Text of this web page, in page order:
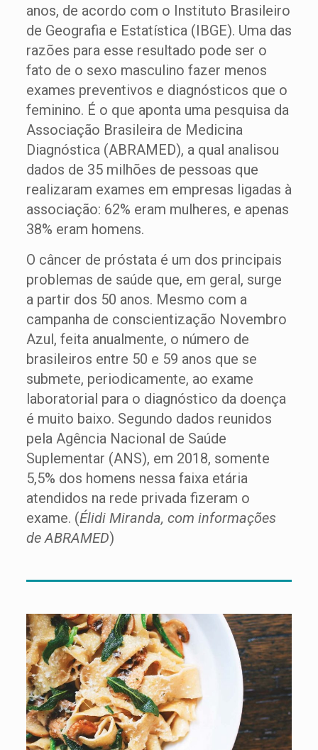
anos, de acordo com o Instituto Brasileiro
de Geografia e Estatística (IBGE). Uma das
razões para esse resultado pode ser o
fato de o sexo masculino fazer menos
exames preventivos e diagnósticos que o
feminino. É o que aponta uma pesquisa da
Associação Brasileira de Medicina
Diagnóstica (ABRAMED), a qual analisou
dados de 35 milhões de pessoas que
realizaram exames em empresas ligadas à
associação: 62% eram mulheres, e apenas
38% eram homens.
O câncer de próstata é um dos principais
problemas de saúde que, em geral, surge
a partir dos 50 anos. Mesmo com a
campanha de conscientização Novembro
Azul, feita anualmente, o número de
brasileiros entre 50 e 59 anos que se
submete, periodicamente, ao exame
laboratorial para o diagnóstico da doença
é muito baixo. Segundo dados reunidos
pela Agência Nacional de Saúde
Suplementar (ANS), em 2018, somente
5,5% dos homens nessa faixa etária
atendidos na rede privada fizeram o
exame. (Élidi Miranda, com informações
de ABRAMED)